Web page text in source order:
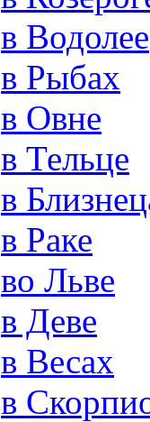
в Водолее
в Рыбах
в Овне
в Тельце
в
в Раке
во Льве
в Деве
в Весах
в